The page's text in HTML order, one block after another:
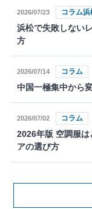
2026/07/23 コラム浜
浜松で失敗しない
方
2026/07/14 コラム
中国一極集中から
2026/07/02 コラム
2026年版 空調服
アの選び方